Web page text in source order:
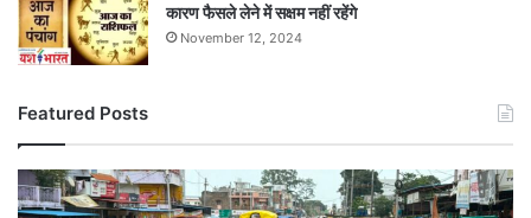
कारण फैसले लेने में सक्षम नहीं रहेंगे
November 12, 2024
Featured Posts
शहपुरा
पुल